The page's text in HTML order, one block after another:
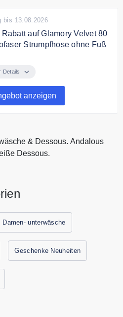
bis 13.08.2026
Rabatt auf Glamory Velvet 80
Strumpfhose ohne Fuß
80 Microfaser Strumpfhose
14.95€
Details
anzeigen
& Dessous. Andalous
Dessous.
& Dessous. Andalous
Damen- unterwäsche
Geschenke Neuheiten